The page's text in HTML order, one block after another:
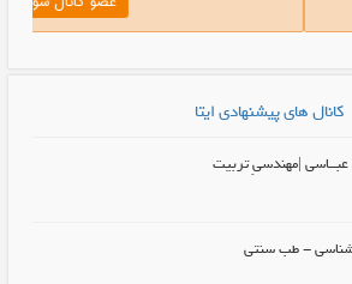
کانال های پیشنهادی ایتا
عبــاسی |مهندسیِ تربیت
شناسی - طب سنتی